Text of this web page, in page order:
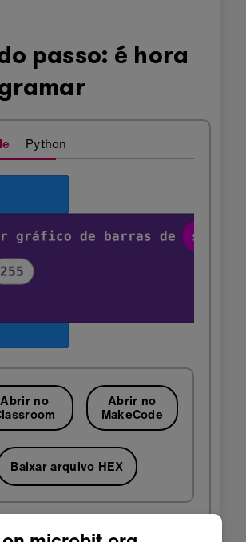
passo: é hora
Python
Abrir no Abrir no
MakeCode
Baixar arquivo HEX